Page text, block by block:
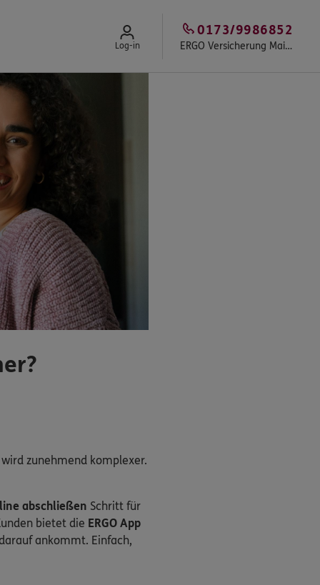
Log-in ERGO Versicherung Maike Ritter
0173/9986852
zunehmend komplexer.
abschließen Schritt für
bietet die ERGO App
ankommt. Einfach,